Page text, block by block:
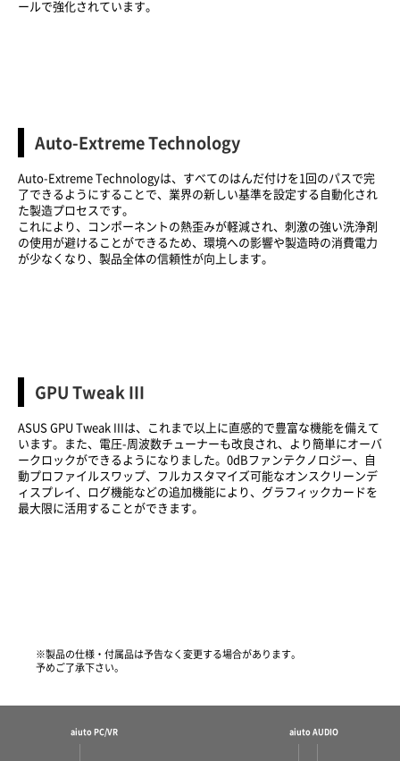
ールで強化されています。
Auto-Extreme Technology
Auto-Extreme Technologyは、すべてのはんだ付けを1回のパスで完
了できるようにすることで、業界の新しい基準を設定する自動化され
た製造プロセスです。
これにより、コンポーネントの熱歪みが軽減され、刺激の強い洗浄剤
の使用が避けることができるため、環境への影響や製造時の消費電力
が少なくなり、製品全体の信頼性が向上します。
GPU Tweak III
ASUS GPU Tweak IIIは、これまで以上に直感的で豊富な機能を備えて
います。また、電圧-周波数チューナーも改良され、より簡単にオーバ
ークロックができるようになりました。0dBファンテクノロジー、自
動プロファイルスワップ、フルカスタマイズ可能なオンスクリーンデ
ィスプレイ、ログ機能などの追加機能により、グラフィックカードを
最大限に活用することができます。
※製品の仕様・付属品は予告なく変更する場合があります。
予めご了承下さい。
aiuto PC/VR aiuto AUDIO